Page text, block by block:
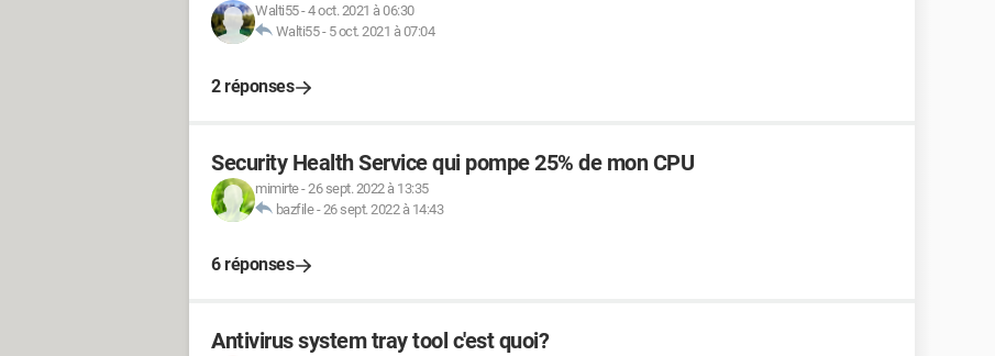
Walti55-4 oct. 2021 à 06:30
Walti55- 5 oct. 2021 à 07:04
2 réponses
Security Health Service qui pompe 25% de mon CPU
mimirte-26 sept. 2022 à 13:35
bazfile-26 sept. 2022 à 14:43
6 réponses
Antivirus system tray tool c'est quoi?